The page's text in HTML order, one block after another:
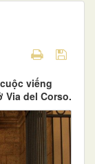
viếng
Via del Corso.